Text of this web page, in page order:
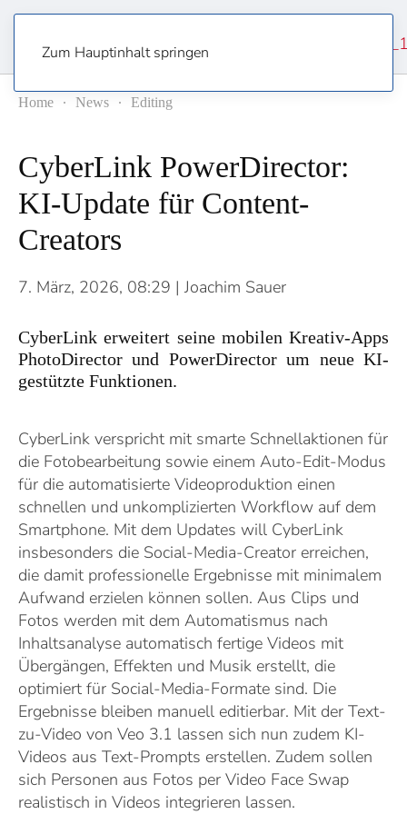
Zum Hauptinhalt springen
Home News Editing
CyberLink PowerDirector:
KI-Update für Content-
Creators
7. März, 2026, 08:29 | Joachim Sauer
CyberLink erweitert seine mobilen Kreativ-Apps
PhotoDirector und PowerDirector um neue KI-
gestützte Funktionen.
CyberLink verspricht mit smarte Schnellaktionen für
die Fotobearbeitung sowie einem Auto-Edit-Modus
für die automatisierte Videoproduktion einen
schnellen und unkomplizierten Workflow auf dem
Smartphone. Mit dem Updates will CyberLink
insbesonders die Social-Media-Creator erreichen,
die damit professionelle Ergebnisse mit minimalem
Aufwand erzielen können sollen. Aus Clips und
Fotos werden mit dem Automatismus nach
Inhaltsanalyse automatisch fertige Videos mit
Übergängen, Effekten und Musik erstellt, die
optimiert für Social-Media-Formate sind. Die
Ergebnisse bleiben manuell editierbar. Mit der Text-
zu-Video von Veo 3.1 lassen sich nun zudem KI-
Videos aus Text-Prompts erstellen. Zudem sollen
sich Personen aus Fotos per Video Face Swap
realistisch in Videos integrieren lassen.